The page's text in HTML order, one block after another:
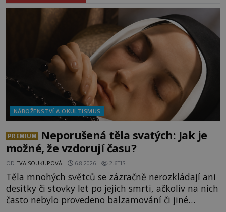
NÁBOŽENSTVÍ A OKULTISMUS
PREMIUM
Neporušená těla svatých: Jak je
možné, že vzdorují času?
OD EVA SOUKUPOVÁ 6.8.2026 2.6TIS
Těla mnohých světců se zázračně nerozkládají ani
desítky či stovky let po jejich smrti, ačkoliv na nich
často nebylo provedeno balzamování či jiné